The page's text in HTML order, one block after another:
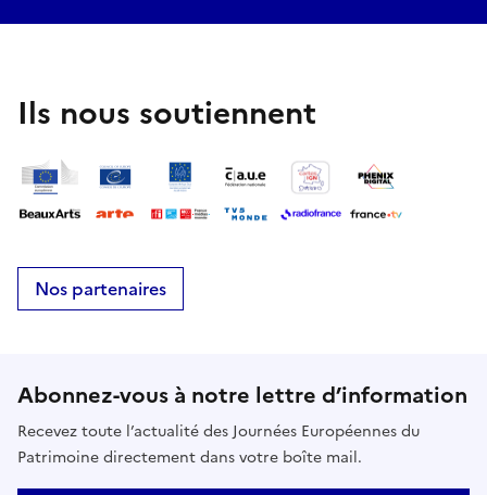
Ils nous soutiennent
Nos partenaires
Abonnez-vous à notre lettre d’information
Recevez toute l’actualité des Journées Européennes du
Patrimoine directement dans votre boîte mail.